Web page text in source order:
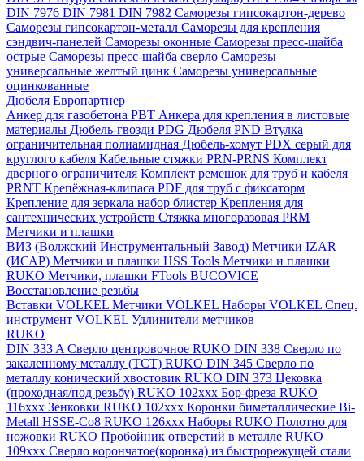
DIN 7976 DIN 7981 DIN 7982 Саморезы гипсокартон-дерево
Саморезы гипсокартон-металл Саморезы для крепления
сэндвич-панелей Саморезы оконные Саморезы пресс-шайба
острые Саморезы пресс-шайба сверло Саморезы
универсальные желтый цинк Саморезы универсальные
оцинкованные
Дюбеля Европартнер
Анкер для газобетона PBT Анкера для крепления в листовые
материалы Дюбель-гвозди PDG Дюбеля PND Втулка
ограничительная полиамидная Дюбель-хомут PDX серый для
круглого кабеля Кабельные стяжки PRN-PRNS Комплект
дверного ограничителя Комплект ремешок для труб и кабеля
PRNT Крепёжная-клипаса PDF для труб с фиксаторм
Крепление для зеркала набор блистер Крепления для
сантехнических устройств Стяжка многоразовая PRM
Метчики и плашки
ВИЗ (Волжский Инструментальный Завод) Метчики IZAR
(ИСАР) Метчики и плашки HSS Tools Метчики и плашки
RUKO Метчики, плашки FTools BUCOVICE
Восстановление резьбы
Вставки VOLKEL Метчики VOLKEL Наборы VOLKEL Спец.
инструмент VOLKEL Удлинители метчиков
RUKO
DIN 333 A Сверло центровочное RUKO DIN 338 Сверло по
закаленному металлу (ТСТ) RUKO DIN 345 Сверло по
металлу конический хвостовик RUKO DIN 373 Цековка
(проходная/под резьбу) RUKO 102xxx Бор-фреза RUKO
116xxx Зенковки RUKO 102xxx Коронки биметаллические Bi-
Metall HSSE-Co8 RUKO 126ххх Наборы RUKO Полотно для
ножовки RUKO Пробойник отверстий в металле RUKO
109ххх Сверло корончатое(коронка) из быстрорежущей стали